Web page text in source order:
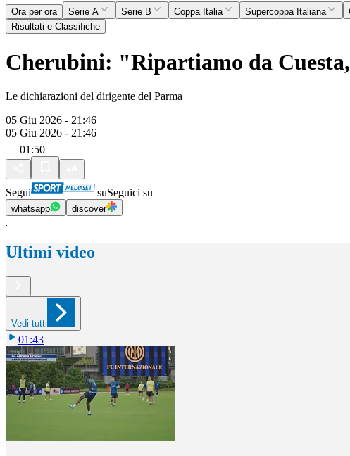
Ora per ora Serie A Serie B Coppa Italia Supercoppa Italiana
Risultati e Classifiche
Cherubini: "Ripartiamo da
Le dichiarazioni del dirigente del Parma
05 Giu 2026 - 21:46
05 Giu 2026 - 21:46
01:50
Segui suSeguici su
whatsapp discover
Ultimi video
Vedi tutti
01:43